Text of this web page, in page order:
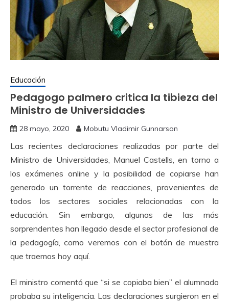
Educación
Pedagogo palmero critica la tibieza del
Ministro de Universidades
28 mayo, 2020 Mobutu Vladimir Gunnarson
Las recientes declaraciones realizadas por parte del
Ministro de Universidades, Manuel Castells, en torno a
los exámenes online y la posibilidad de copiarse han
generado un torrente de reacciones, provenientes de
todos los sectores sociales relacionadas con la
educación. Sin embargo, algunas de las más
sorprendentes han llegado desde el sector profesional de
la pedagogía, como veremos con el botón de muestra
que traemos hoy aquí.
El ministro comentó que “si se copiaba bien” el alumnado
probaba su inteligencia. Las declaraciones surgieron en el